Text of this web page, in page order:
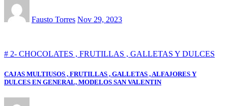
Fausto Torres Nov 29, 2023
# 2- CHOCOLATES , FRUTILLAS , GALLETAS Y DULCES
CAJAS MULTIUSOS , FRUTILLAS , GALLETAS , ALFAJORES Y
DULCES EN GENERAL, MODELOS SAN VALENTIN